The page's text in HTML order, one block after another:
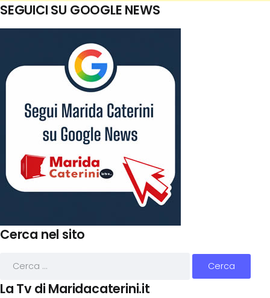
SEGUICI SU GOOGLE NEWS
Cerca nel sito
La Tv di Maridacaterini.it